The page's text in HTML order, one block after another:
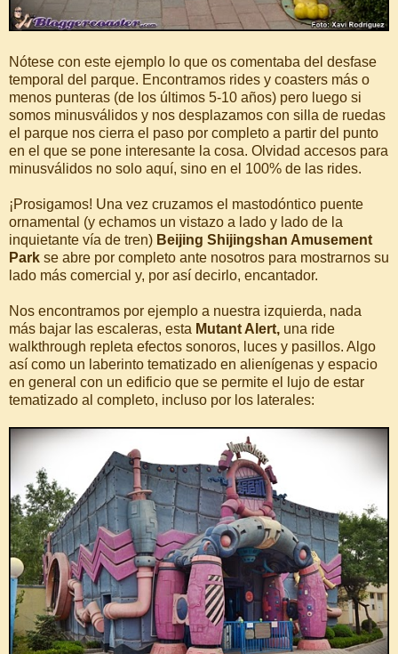
Nótese con este ejemplo lo que os comentaba del desfase
temporal del parque. Encontramos rides y coasters más o
menos punteras (de los últimos 5-10 años) pero luego si
somos minusválidos y nos desplazamos con silla de ruedas
el parque nos cierra el paso por completo a partir del punto
en el que se pone interesante la cosa. Olvidad accesos para
minusválidos no solo aquí, sino en el 100% de las rides.
¡Prosigamos! Una vez cruzamos el mastodóntico puente
ornamental (y echamos un vistazo a lado y lado de la
inquietante vía de tren) Beijing Shijingshan Amusement
Park se abre por completo ante nosotros para mostrarnos su
lado más comercial y, por así decirlo, encantador.
Nos encontramos por ejemplo a nuestra izquierda, nada
más bajar las escaleras, esta Mutant Alert, una ride
walkthrough repleta efectos sonoros, luces y pasillos. Algo
así como un laberinto tematizado en alienígenas y espacio
en general con un edificio que se permite el lujo de estar
tematizado al completo, incluso por los laterales: